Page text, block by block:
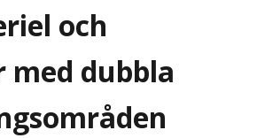
och
dubbla